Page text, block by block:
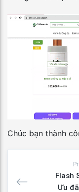
Chúc bạn thành
Flash
Ưu